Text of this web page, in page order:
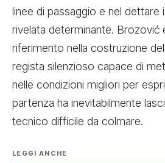
linee di passaggio e nel dettare
rivelata determinante. Brozović
riferimento nella costruzione
regista silenzioso capace di
nelle condizioni migliori per
partenza ha inevitabilmente
tecnico difficile da colmare.
LEGGI ANCHE